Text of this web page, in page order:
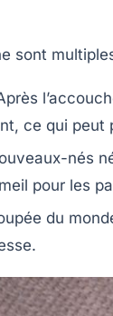
sont
ce qui peut
nés
pour les
du